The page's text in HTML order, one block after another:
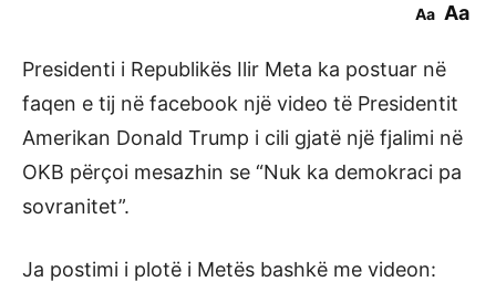
Aa Aa
Presidenti i Republikës Ilir Meta ka postuar në
faqen e tij në facebook një video të Presidentit
Amerikan Donald Trump i cili gjatë një fjalimi në
OKB përçoi mesazhin se “Nuk ka demokraci pa
sovranitet”.
Ja postimi i plotë i Metës bashkë me videon: